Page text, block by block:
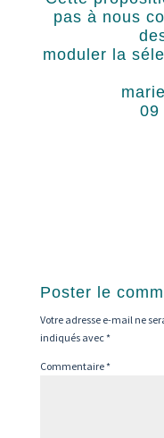
pas à nous
moduler la
09
Poster le
Votre adresse e-mail ne
indiqués avec*
Commentaire*